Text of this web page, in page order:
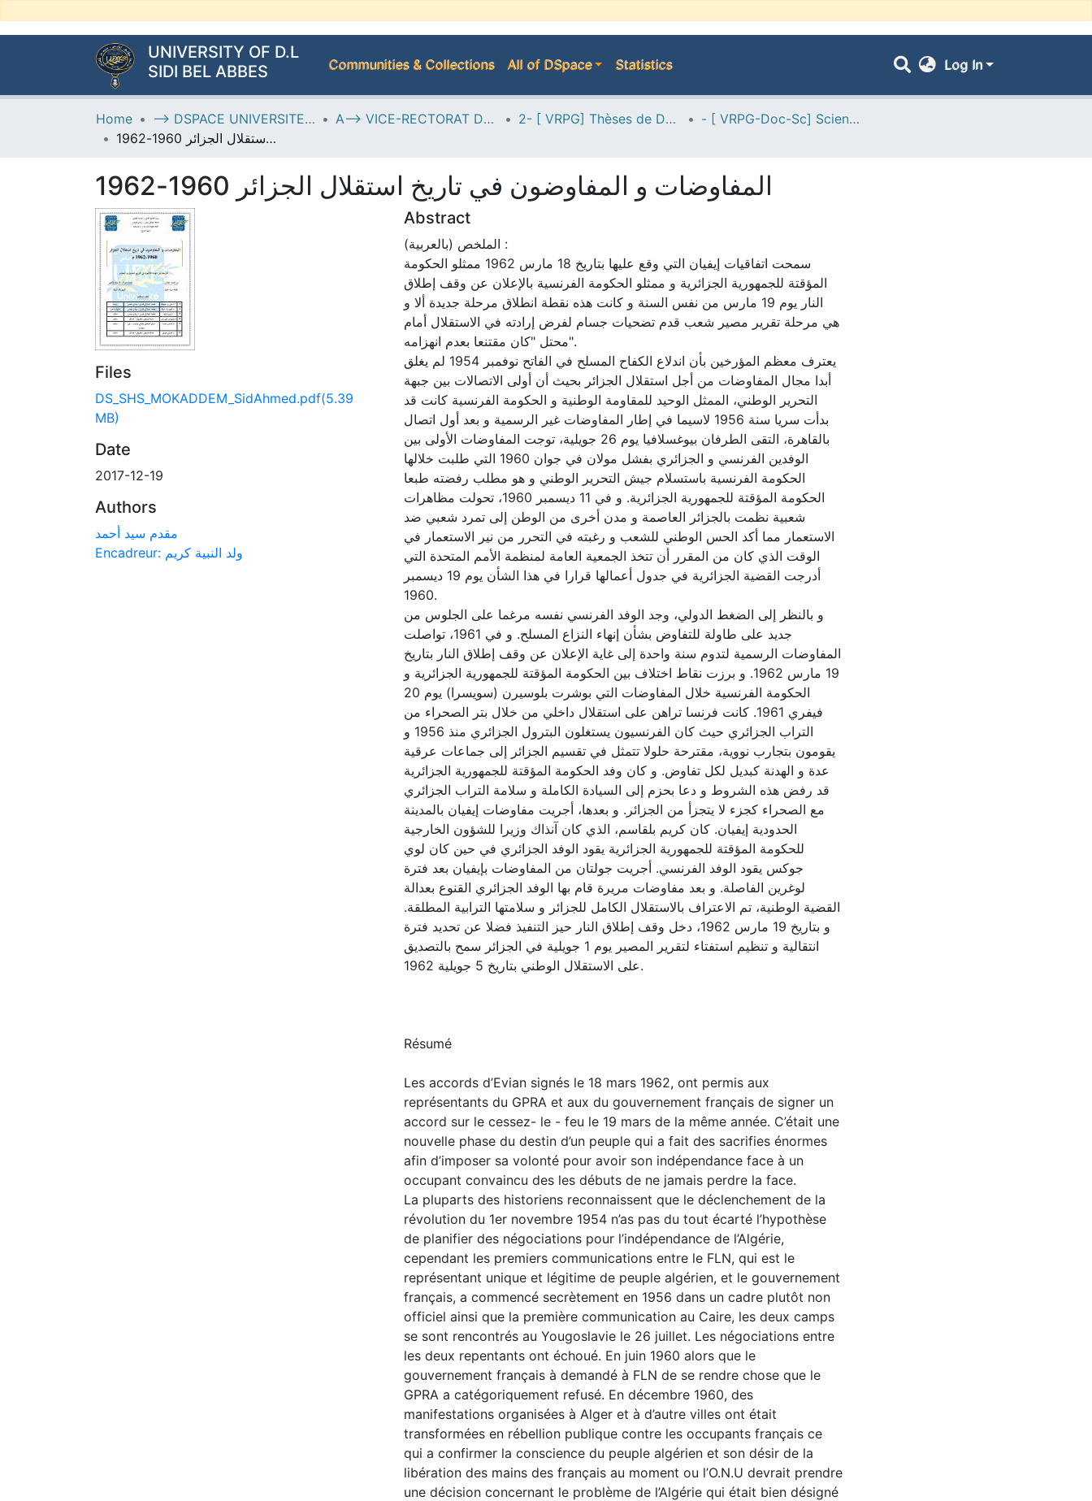
UNIVERSITY OF D.L
SIDI BEL ABBES
Communities & Collections All of DSpace Statistics Log In
Home --> DSPACE UNIVERSITE DJILALLI LIABES DE SIDI BEL ABBES A--> VICE-RECTORAT DE LA POST-GRADUATION 2- [ VRPG] Thèses de Doctorat en Sciences
- [ VRPG-Doc-Sc] Sciences humaines et sociales --- علوم إنسانية واجتماعية
المفاوضات و المفاوضون في تاريخ استقلال الجزائر 1960-1962
المفاوضات و المفاوضون في تاريخ استقلال الجزائر 1960-1962
Files
DS_SHS_MOKADDEM_SidAhmed.pdf(5.39
MB)
Date
2017-12-19
Authors
مقدم سيد أحمد
Encadreur: ولد النبية كريم
Abstract
الملخص (بالعربية) :
سمحت اتفاقيات إيفيان التي وقع عليها بتاريخ 18 مارس 1962 ممثلو الحكومة
المؤقتة للجمهورية الجزائرية و ممثلو الحكومة الفرنسية بالإعلان عن وقف إطلاق
النار يوم 19 مارس من نفس السنة و كانت هذه نقطة انطلاق مرحلة جديدة ألا و
هي مرحلة تقرير مصير شعب قدم تضحيات جسام لفرض إرادته في الاستقلال أمام
محتل "كان مقتنعا بعدم انهزامه".
يعترف معظم المؤرخين بأن اندلاع الكفاح المسلح في الفاتح نوفمبر 1954 لم يغلق
أبدا مجال المفاوضات من أجل استقلال الجزائر بحيث أن أولى الاتصالات بين جبهة
التحرير الوطني، الممثل الوحيد للمقاومة الوطنية و الحكومة الفرنسية كانت قد
بدأت سريا سنة 1956 لاسيما في إطار المفاوضات غير الرسمية و بعد أول اتصال
بالقاهرة، التقى الطرفان بيوغسلافيا يوم 26 جويلية، توجت المفاوضات الأولى بين
الوفدين الفرنسي و الجزائري بفشل مولان في جوان 1960 التي طلبت خلالها
الحكومة الفرنسية باستسلام جيش التحرير الوطني و هو مطلب رفضته طبعا
الحكومة المؤقتة للجمهورية الجزائرية. و في 11 ديسمبر 1960، تحولت مظاهرات
شعبية نظمت بالجزائر العاصمة و مدن أخرى من الوطن إلى تمرد شعبي ضد
الاستعمار مما أكد الحس الوطني للشعب و رغبته في التحرر من نير الاستعمار في
الوقت الذي كان من المقرر أن تتخذ الجمعية العامة لمنظمة الأمم المتحدة التي
أدرجت القضية الجزائرية في جدول أعمالها قرارا في هذا الشأن يوم 19 ديسمبر
1960.
و بالنظر إلى الضغط الدولي، وجد الوفد الفرنسي نفسه مرغما على الجلوس من
جديد على طاولة للتفاوض بشأن إنهاء النزاع المسلح. و في 1961، تواصلت
المفاوضات الرسمية لتدوم سنة واحدة إلى غاية الإعلان عن وقف إطلاق النار بتاريخ
19 مارس 1962. و برزت نقاط اختلاف بين الحكومة المؤقتة للجمهورية الجزائرية و
الحكومة الفرنسية خلال المفاوضات التي بوشرت بلوسيرن (سويسرا) يوم 20
فيفري 1961. كانت فرنسا تراهن على استقلال داخلي من خلال بتر الصحراء من
التراب الجزائري حيث كان الفرنسيون يستغلون البترول الجزائري منذ 1956 و
يقومون بتجارب نووية، مقترحة حلولا تتمثل في تقسيم الجزائر إلى جماعات عرقية
عدة و الهدنة كبديل لكل تفاوض. و كان وفد الحكومة المؤقتة للجمهورية الجزائرية
قد رفض هذه الشروط و دعا بحزم إلى السيادة الكاملة و سلامة التراب الجزائري
مع الصحراء كجزء لا يتجزأ من الجزائر. و بعدها، أجريت مفاوضات إيفيان بالمدينة
الحدودية إيفيان. كان كريم بلقاسم، الذي كان آنذاك وزيرا للشؤون الخارجية
للحكومة المؤقتة للجمهورية الجزائرية يقود الوفد الجزائري في حين كان لوي
جوكس يقود الوفد الفرنسي. أجريت جولتان من المفاوضات بإيفيان بعد فترة
لوغرين الفاصلة. و بعد مفاوضات مريرة قام بها الوفد الجزائري القنوع بعدالة
القضية الوطنية، تم الاعتراف بالاستقلال الكامل للجزائر و سلامتها الترابية المطلقة.
و بتاريخ 19 مارس 1962، دخل وقف إطلاق النار حيز التنفيذ فضلا عن تحديد فترة
انتقالية و تنظيم استفتاء لتقرير المصير يوم 1 جويلية في الجزائر سمح بالتصديق
على الاستقلال الوطني بتاريخ 5 جويلية 1962.
Résumé
Les accords d’Evian signés le 18 mars 1962, ont permis aux
représentants du GPRA et aux du gouvernement français de signer un
accord sur le cessez- le - feu le 19 mars de la même année. C’était une
nouvelle phase du destin d’un peuple qui a fait des sacrifies énormes
afin d’imposer sa volonté pour avoir son indépendance face à un
occupant convaincu des les débuts de ne jamais perdre la face.
La pluparts des historiens reconnaissent que le déclenchement de la
révolution du 1er novembre 1954 n’as pas du tout écarté l’hypothèse
de planifier des négociations pour l’indépendance de l’Algérie,
cependant les premiers communications entre le FLN, qui est le
représentant unique et légitime de peuple algérien, et le gouvernement
français, a commencé secrètement en 1956 dans un cadre plutôt non
officiel ainsi que la première communication au Caire, les deux camps
se sont rencontrés au Yougoslavie le 26 juillet. Les négociations entre
les deux repentants ont échoué. En juin 1960 alors que le
gouvernement français à demandé à FLN de se rendre chose que le
GPRA a catégoriquement refusé. En décembre 1960, des
manifestations organisées à Alger et à d’autre villes ont était
transformées en rébellion publique contre les occupants français ce
qui a confirmer la conscience du peuple algérien et son désir de la
libération des mains des français au moment ou l’O.N.U devrait prendre
une décision concernant le problème de l’Algérie qui était bien désigné